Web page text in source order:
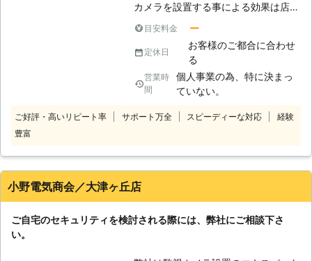
カメラを設置する事による効果は店
わってきます。特にご自宅に防犯カメ
ラをつけるお客様はご自身で設置しよ
うと考えている方もいらっしゃるでし
ょう。ご自宅に防犯カメラを設置する
事自体は簡単に設置する事ができま
す。機材をしっかりと揃えれば良いの
で、検索して取り付けてみるのもよい
です。もし、設置に関して分からない
目安料金 ー
定休日
お客様のご都合に合わせ
る
営業時
間
個人事業の為、特に決まっ
ていない。
ご好評・高いリピート率 サポート万全 スピーディーな対応
経験
豊富
小野電気商会／大津ヶ丘店
ご自宅のセキュリティを検討される際には、弊社にご相談下さ
い。